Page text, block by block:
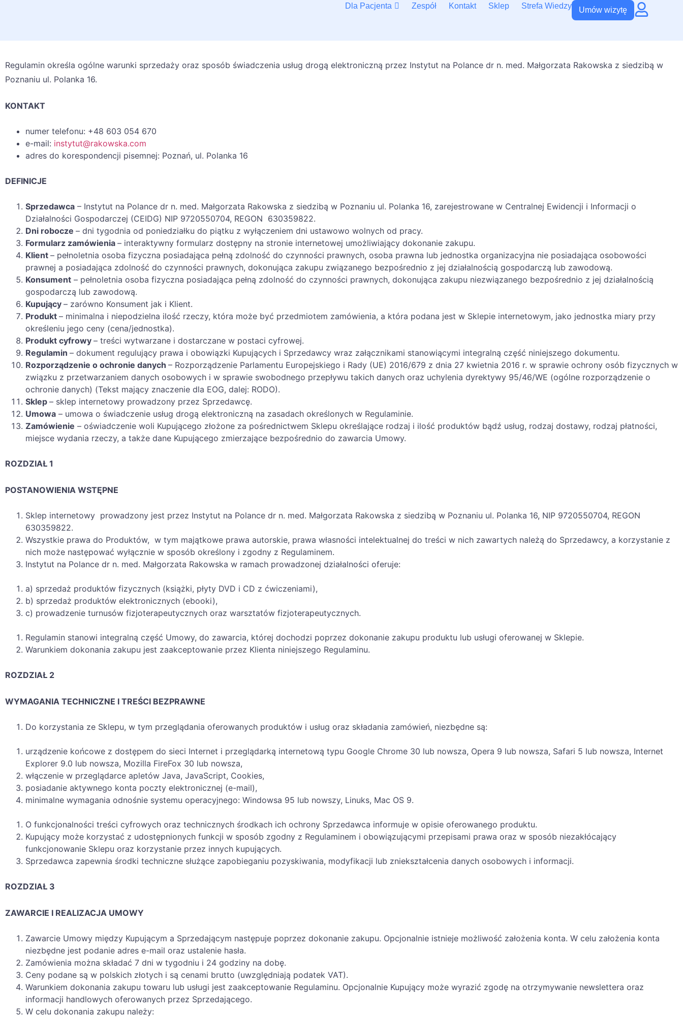
Dla Pacjenta Zespół Kontakt Sklep Strefa Wiedzy Umów wizytę
Regulamin określa ogólne warunki sprzedaży oraz sposób świadczenia usług drogą elektroniczną przez Instytut na Polance dr n. med. Małgorzata Rakowska z siedzibą w
Poznaniu ul. Polanka 16.
KONTAKT
numer telefonu: +48 603 054 670
e-mail: instytut@rakowska.com
adres do korespondencji pisemnej: Poznań, ul. Polanka 16
DEFINICJE
Sprzedawca – Instytut na Polance dr n. med. Małgorzata Rakowska z siedzibą w Poznaniu ul. Polanka 16, zarejestrowane w Centralnej Ewidencji i Informacji o
Działalności Gospodarczej (CEIDG) NIP 9720550704, REGON 630359822.
Dni robocze – dni tygodnia od poniedziałku do piątku z wyłączeniem dni ustawowo wolnych od pracy.
Formularz zamówienia – interaktywny formularz dostępny na stronie internetowej umożliwiający dokonanie zakupu.
Klient – pełnoletnia osoba fizyczna posiadająca pełną zdolność do czynności prawnych, osoba prawna lub jednostka organizacyjna nie posiadająca osobowości
prawnej a posiadająca zdolność do czynności prawnych, dokonująca zakupu związanego bezpośrednio z jej działalnością gospodarczą lub zawodową.
Konsument – pełnoletnia osoba fizyczna posiadająca pełną zdolność do czynności prawnych, dokonująca zakupu niezwiązanego bezpośrednio z jej działalnością
gospodarczą lub zawodową.
Kupujący – zarówno Konsument jak i Klient.
Produkt – minimalna i niepodzielna ilość rzeczy, która może być przedmiotem zamówienia, a która podana jest w Sklepie internetowym, jako jednostka miary przy
określeniu jego ceny (cena/jednostka).
Produkt cyfrowy – treści wytwarzane i dostarczane w postaci cyfrowej.
Regulamin – dokument regulujący prawa i obowiązki Kupujących i Sprzedawcy wraz załącznikami stanowiącymi integralną część niniejszego dokumentu.
Rozporządzenie o ochronie danych – Rozporządzenie Parlamentu Europejskiego i Rady (UE) 2016/679 z dnia 27 kwietnia 2016 r. w sprawie ochrony osób fizycznych w
związku z przetwarzaniem danych osobowych i w sprawie swobodnego przepływu takich danych oraz uchylenia dyrektywy 95/46/WE (ogólne rozporządzenie o
ochronie danych) (Tekst mający znaczenie dla EOG, dalej: RODO).
Sklep – sklep internetowy prowadzony przez Sprzedawcę.
Umowa – umowa o świadczenie usług drogą elektroniczną na zasadach określonych w Regulaminie.
Zamówienie – oświadczenie woli Kupującego złożone za pośrednictwem Sklepu określające rodzaj i ilość produktów bądź usług, rodzaj dostawy, rodzaj płatności,
miejsce wydania rzeczy, a także dane Kupującego zmierzające bezpośrednio do zawarcia Umowy.
ROZDZIAŁ 1
POSTANOWIENIA WSTĘPNE
Sklep internetowy prowadzony jest przez Instytut na Polance dr n. med. Małgorzata Rakowska z siedzibą w Poznaniu ul. Polanka 16, NIP 9720550704, REGON
630359822.
Wszystkie prawa do Produktów, w tym majątkowe prawa autorskie, prawa własności intelektualnej do treści w nich zawartych należą do Sprzedawcy, a korzystanie z
nich może następować wyłącznie w sposób określony i zgodny z Regulaminem.
Instytut na Polance dr n. med. Małgorzata Rakowska w ramach prowadzonej działalności oferuje:
a) sprzedaż produktów fizycznych (książki, płyty DVD i CD z ćwiczeniami),
b) sprzedaż produktów elektronicznych (ebooki),
c) prowadzenie turnusów fizjoterapeutycznych oraz warsztatów fizjoterapeutycznych.
Regulamin stanowi integralną część Umowy, do zawarcia, której dochodzi poprzez dokonanie zakupu produktu lub usługi oferowanej w Sklepie.
Warunkiem dokonania zakupu jest zaakceptowanie przez Klienta niniejszego Regulaminu.
ROZDZIAŁ 2
WYMAGANIA TECHNICZNE I TREŚCI BEZPRAWNE
Do korzystania ze Sklepu, w tym przeglądania oferowanych produktów i usług oraz składania zamówień, niezbędne są:
urządzenie końcowe z dostępem do sieci Internet i przeglądarką internetową typu Google Chrome 30 lub nowsza, Opera 9 lub nowsza, Safari 5 lub nowsza, Internet
Explorer 9.0 lub nowsza, Mozilla FireFox 30 lub nowsza,
włączenie w przeglądarce apletów Java, JavaScript, Cookies,
posiadanie aktywnego konta poczty elektronicznej (e-mail),
minimalne wymagania odnośnie systemu operacyjnego: Windowsa 95 lub nowszy, Linuks, Mac OS 9.
O funkcjonalności treści cyfrowych oraz technicznych środkach ich ochrony Sprzedawca informuje w opisie oferowanego produktu.
Kupujący może korzystać z udostępnionych funkcji w sposób zgodny z Regulaminem i obowiązującymi przepisami prawa oraz w sposób niezakłócający
funkcjonowanie Sklepu oraz korzystanie przez innych kupujących.
Sprzedawca zapewnia środki techniczne służące zapobieganiu pozyskiwania, modyfikacji lub zniekształcenia danych osobowych i informacji.
ROZDZIAŁ 3
ZAWARCIE I REALIZACJA UMOWY
Zawarcie Umowy między Kupującym a Sprzedającym następuje poprzez dokonanie zakupu. Opcjonalnie istnieje możliwość założenia konta. W celu założenia konta
niezbędne jest podanie adres e-mail oraz ustalenie hasła.
Zamówienia można składać 7 dni w tygodniu i 24 godziny na dobę.
Ceny podane są w polskich złotych i są cenami brutto (uwzględniają podatek VAT).
Warunkiem dokonania zakupu towaru lub usługi jest zaakceptowanie Regulaminu. Opcjonalnie Kupujący może wyrazić zgodę na otrzymywanie newslettera oraz
informacji handlowych oferowanych przez Sprzedającego.
W celu dokonania zakupu należy: